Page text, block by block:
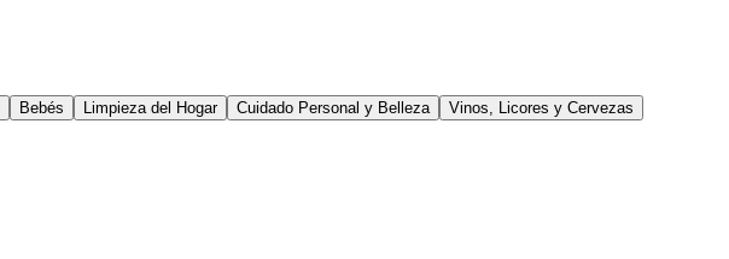
Bebés Limpieza del Hogar Cuidado Personal y Belleza
Vinos, Licores y Cervezas